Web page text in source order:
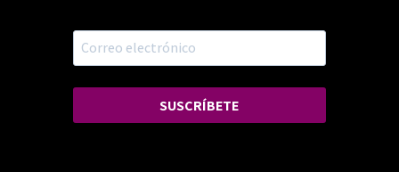
SUSCRÍBETE